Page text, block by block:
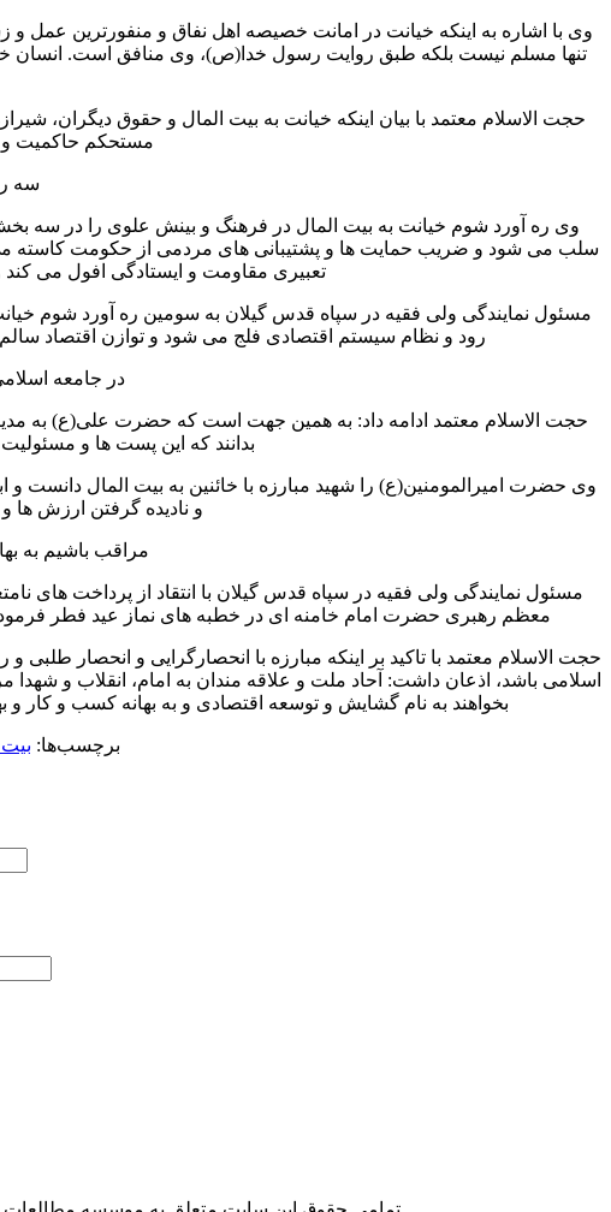
وی با اشاره به اینکه خیانت در امانت خصیصه اهل نفاق و منفورترین عمل
تنها مسلم نیست بلکه طبق روایت رسول خدا(ص)، وی منافق است. انسان
حجت الاسلام معتمد با بیان اینکه خیانت به بیت المال و حقوق دیگران،
مستحکم حاکمیت
سه
وی ره آورد شوم خیانت به بیت المال در فرهنگ و بینش علوی را در سه
سلب می شود و ضریب حمایت ها و پشتیبانی های مردمی از حکومت کاسته می
تعبیری مقاومت و ایستادگی افول می
مسئول نمایندگی ولی فقیه در سپاه قدس گیلان به سومین ره آورد شوم
رود و نظام سیستم اقتصادی فلج می شود و توازن اقتصاد
در جامعه
حجت الاسلام معتمد ادامه داد: به همین جهت است که حضرت علی(ع) به
بدانند که این پست ها و
وی حضرت امیرالمومنین(ع) را شهید مبارزه با خائنین به بیت المال دانست و
و نادیده گرفتن ارزش ها
مراقب باشیم به
مسئول نمایندگی ولی فقیه در سپاه قدس گیلان با انتقاد از پرداخت
معظم رهبری حضرت امام خامنه ای در خطبه های نماز عید فطر
حجت الاسلام معتمد با تاکید بر اینکه مبارزه با انحصارگرایی و انحصار
اسلامی باشد، اذعان داشت: آحاد ملت و علاقه مندان به امام، انقلاب و شهدا
بخواهند به نام گشایش و توسعه اقتصادی و به بهانه کسب و کار و
برچسب‌ها: بیت